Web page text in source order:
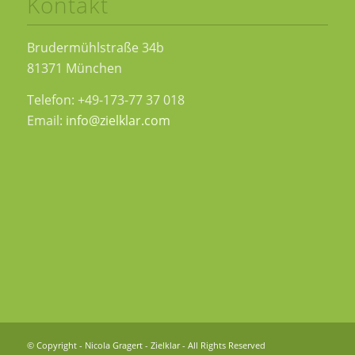
Brudermühlstraße 34b
81371 München
Telefon: +49-173-77 37 018
Email: info@zielklar.com
© Copyright - Nicola Gragert - Zielklar - All Rights Reserved